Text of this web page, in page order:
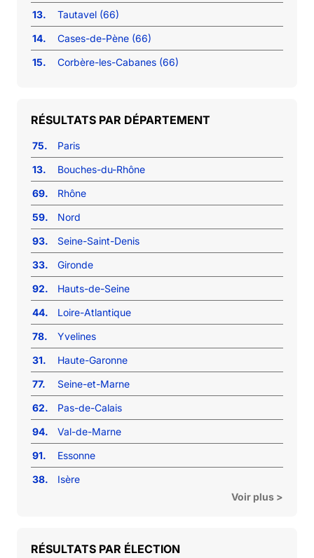
13.
Tautavel (66)
14.
Cases-de-Pène (66)
15.
Corbère-les-Cabanes (66)
RÉSULTATS PAR DÉPARTEMENT
75.
Paris
13.
Bouches-du-Rhône
69.
Rhône
59.
Nord
93.
Seine-Saint-Denis
33.
Gironde
92.
Hauts-de-Seine
44.
Loire-Atlantique
78.
Yvelines
31.
Haute-Garonne
77.
Seine-et-Marne
62.
Pas-de-Calais
94.
Val-de-Marne
91.
Essonne
38.
Isère
Voir plus >
RÉSULTATS PAR ÉLECTION